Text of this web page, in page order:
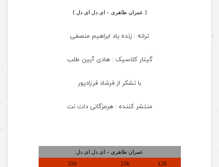
{ عمران طاهری – ای دل ای دل}
ترانه : زنده یاد ابراهیم منصفی
گیتار کلاسیک : هادی آیین طلب
با تشکر از فرشاد فرزادپور
منتشر کننده : هرمزگانی دات نت
عمران طاهری – ای دل ای دل
128
256
320